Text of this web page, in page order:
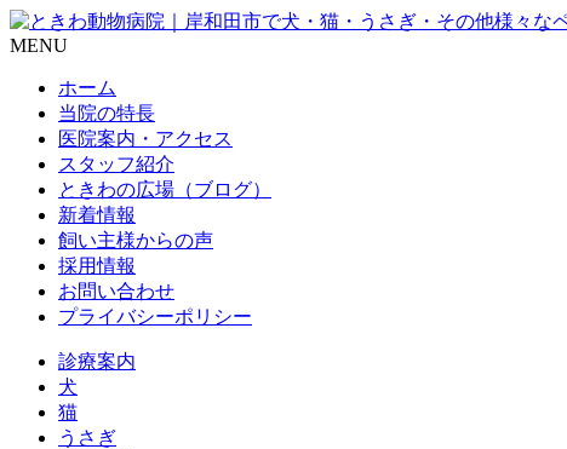
MENU
ホーム
当院の特長
医院案内・アクセス
スタッフ紹介
ときわの広場（ブログ）
新着情報
飼い主様からの声
採用情報
お問い合わせ
プライバシーポリシー
診療案内
犬
猫
うさぎ